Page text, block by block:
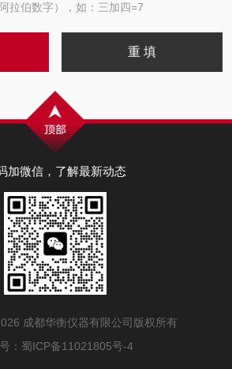
拉伯数字），如：三加四=7
加微信，了解最新动态
成都华衡仪器有限公司版权所有
： 蜀ICP备11021805号-4